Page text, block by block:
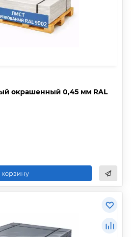
окрашенный 0,45 мм RAL
корзину